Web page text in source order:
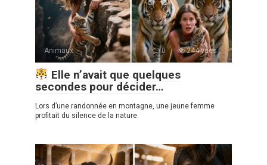
Animaux 0 244 vues
Elle n’avait que quelques
secondes pour décider…
Lors d’une randonnée en montagne, une jeune femme
profitait du silence de la nature